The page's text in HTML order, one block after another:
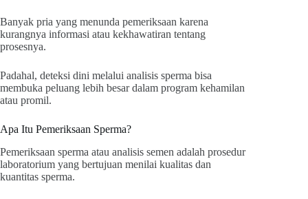
Banyak pria yang menunda pemeriksaan karena
kurangnya informasi atau kekhawatiran tentang
prosesnya.
Padahal, deteksi dini melalui analisis sperma bisa
membuka peluang lebih besar dalam program kehamilan
atau promil.
Apa Itu Pemeriksaan Sperma?
Pemeriksaan sperma atau analisis semen adalah prosedur
laboratorium yang bertujuan menilai kualitas dan
kuantitas sperma.